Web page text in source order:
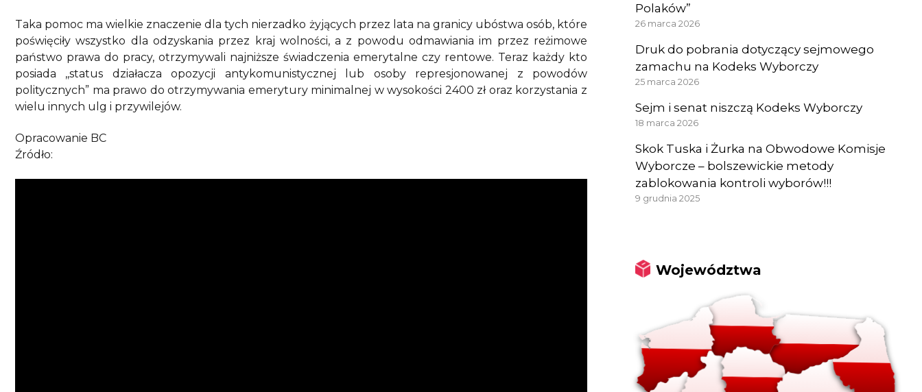
Taka pomoc ma wielkie znaczenie dla tych nierzadko żyjących przez lata na granicy ubóstwa osób, które
poświęciły wszystko dla odzyskania przez kraj wolności, a z powodu odmawiania im przez reżimowe
państwo prawa do pracy, otrzymywali najniższe świadczenia emerytalne czy rentowe. Teraz każdy kto
posiada ,,status działacza opozycji antykomunistycznej lub osoby represjonowanej z powodów
politycznych” ma prawo do otrzymywania emerytury minimalnej w wysokości 2400 zł oraz korzystania z
wielu innych ulg i przywilejów.
Opracowanie BC
Źródło:
Polaków”
26 marca 2026
Druk do pobrania dotyczący sejmowego
zamachu na Kodeks Wyborczy
25 marca 2026
Sejm i senat niszczą Kodeks Wyborczy
18 marca 2026
Skok Tuska i Żurka na Obwodowe Komisje
Wyborcze – bolszewickie metody
zablokowania kontroli wyborów!!!
9 grudnia 2025
Województwa